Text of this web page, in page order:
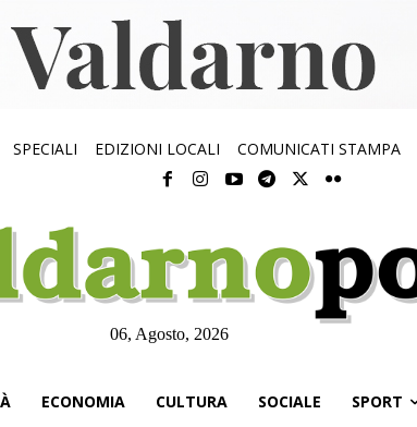
SPECIALI EDIZIONI LOCALI COMUNICATI STAMPA
06, Agosto, 2026
ECONOMIA CULTURA SOCIALE SPORT